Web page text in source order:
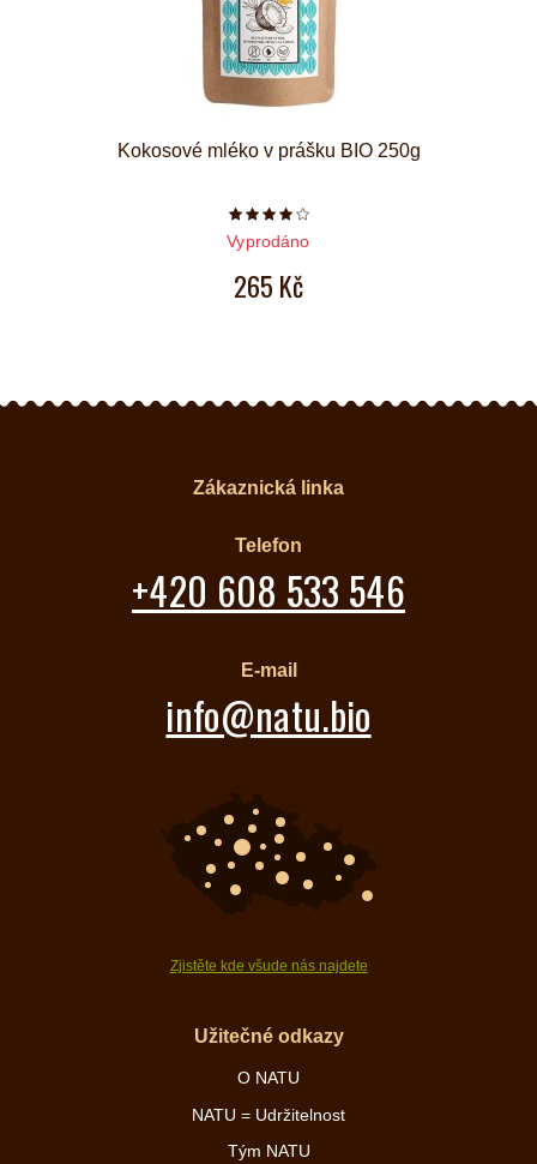
Kokosové mléko v prášku BIO 250g
Počet hvězdiček je 4 z 5
Vyprodáno
265 Kč
Zákaznická linka
Telefon
+420 608 533 546
E-mail
info@natu.bio
Zjistěte kde všude nás najdete
Užitečné odkazy
O NATU
NATU = Udržitelnost
Tým NATU